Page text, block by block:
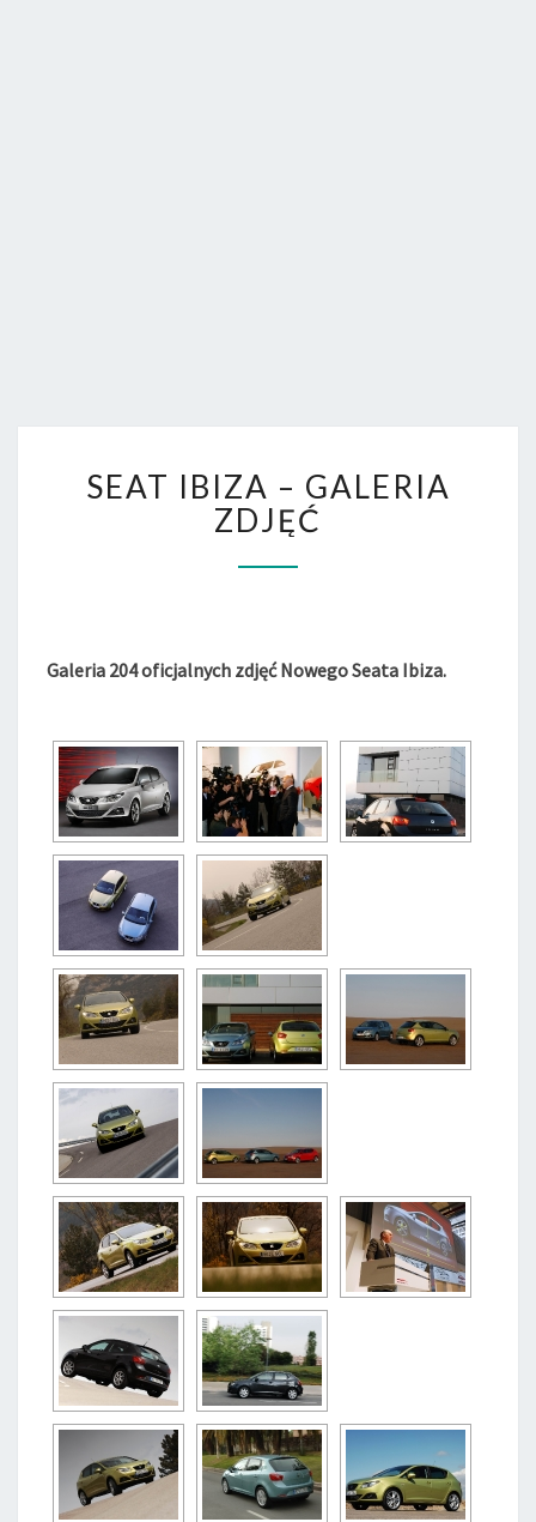
E
A
T
I
A
A
L
E
I
A
Z
J
Ę
Ć
SEAT IBIZA – GALERIA
ZDJĘĆ
Galeria 204 oficjalnych zdjęć Nowego Seata Ibiza.